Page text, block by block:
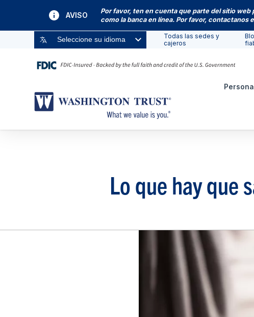
AVISO
Por favor, ten en cuenta que parte del sitio
como la banca en línea. Por favor, contactanos
Seleccione su idioma
Todas las sedes y
cajeros
Lo que hay que